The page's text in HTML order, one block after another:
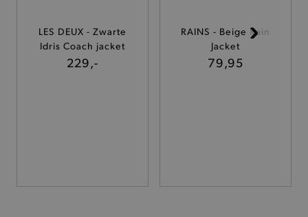
LES DEUX - Zwarte
Idris Coach jacket
229,-
RAINS - Beige Rain
Jacket
79,95
FUNCTIONALITEIT